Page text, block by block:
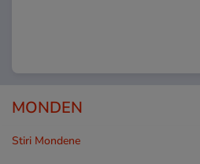
MONDEN
Stiri Mondene